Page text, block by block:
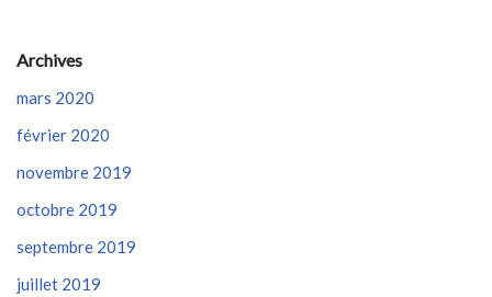
Archives
mars 2020
février 2020
novembre 2019
octobre 2019
septembre 2019
juillet 2019